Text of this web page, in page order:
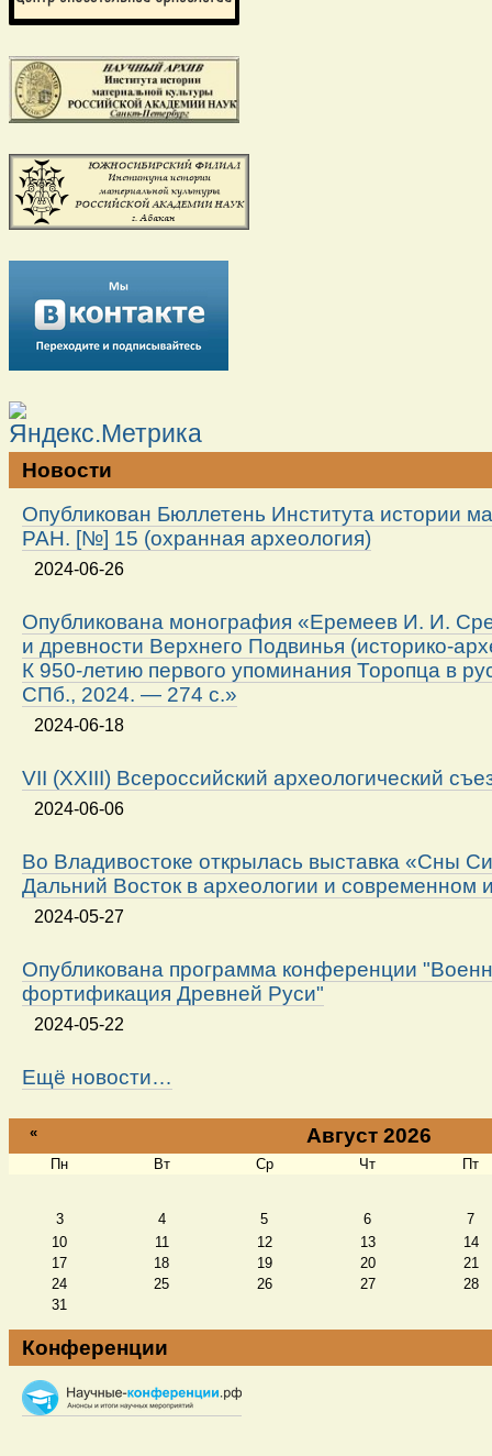
Новости
Опубликован Бюллетень Института истории
РАН. [№] 15 (охранная археология)
2024-06-26
Опубликована монография «Еремеев И. И.
и древности Верхнего Подвинья (историко-
К 950-летию первого упоминания Торопца в
СПб., 2024. — 274 с.»
2024-06-18
VII (XXIII) Всероссийский археологический
2024-06-06
Во Владивостоке открылась выставка «Сны
Дальний Восток в археологии и современном
2024-05-27
Опубликована программа конференции
фортификация Древней Руси"
2024-05-22
Ещё новости…
« Август 2026
Пн Вт Ср Чт Пт
3 4 5 6
7
10
11 12 13
14
17
18 19 20
21
24
25 26 27
28
31
Конференции